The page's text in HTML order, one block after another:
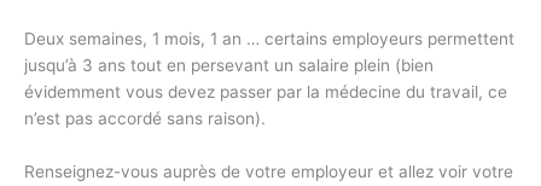
Deux semaines, 1 mois, 1 an … certains employeurs permettent
jusqu’à 3 ans tout en persevant un salaire plein (bien
évidemment vous devez passer par la médecine du travail, ce
n’est pas accordé sans raison).
Renseignez-vous auprès de votre employeur et allez voir votre